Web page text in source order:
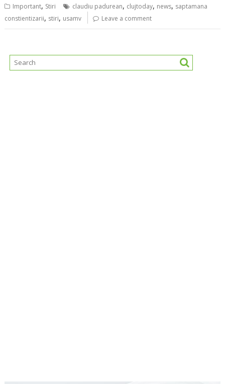
Important, Stiri claudiu padurean, clujtoday, news, saptamana
constientizarii, stiri, usamv Leave a comment